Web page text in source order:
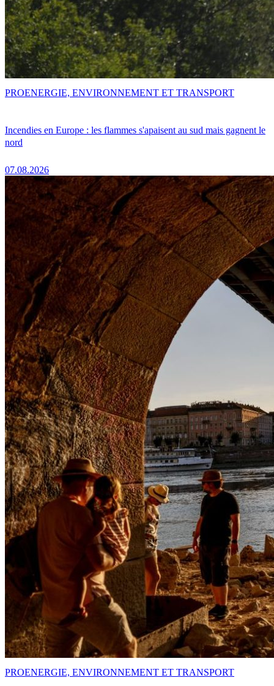
Incendies en Europe : les flammes s'apaisent au sud mais gagnent le
nord
07.08.2026
PROENERGIE, ENVIRONNEMENT ET TRANSPORT
PROENERGIE, ENVIRONNEMENT ET TRANSPORT